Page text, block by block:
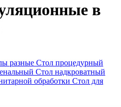
в
разные Стол процедурный
Стол надкроватный
обработки Стол для